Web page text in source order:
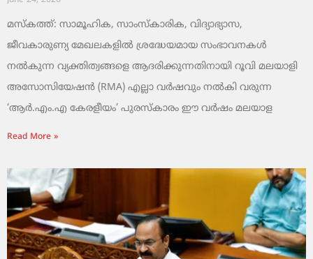
മസ്കത്ത്: സാമൂഹിക, സാംസ്‌കാരിക, വിദ്യാഭ്യാസ,
ജീവകാരുണ്യ മേഖലകളിൽ ശ്രദ്ധേയമായ സംഭാവനകൾ
നൽകുന്ന വ്യക്തിത്വങ്ങളെ ആദരിക്കുന്നതിനായി റൂവി മലയാളി
അസോസിയേഷൻ (RMA) എല്ലാ വർഷവും നൽകി വരുന്ന
‘ആർ.എം.എ കേരളീയം’ പുരസ്‌കാരം ഈ വർഷം മലയാള
Read More »